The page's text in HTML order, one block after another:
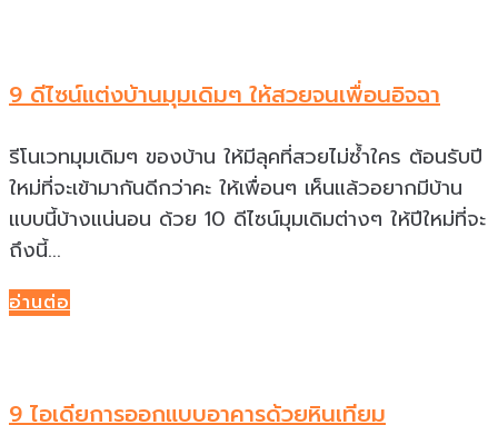
9 ดีไซน์แต่งบ้านมุมเดิมๆ ให้สวยจนเพื่อนอิจฉา
รีโนเวทมุมเดิมๆ ของบ้าน ให้มีลุคที่สวยไม่ซ้ำใคร ต้อนรับปี
ใหม่ที่จะเข้ามากันดีกว่าคะ ให้เพื่อนๆ เห็นแล้วอยากมีบ้าน
แบบนี้บ้างแน่นอน ด้วย 10 ดีไซน์มุมเดิมต่างๆ ให้ปีใหม่ที่จะ
ถึงนี้...
อ่านต่อ
9 ไอเดียการออกแบบอาคารด้วยหินเทียม